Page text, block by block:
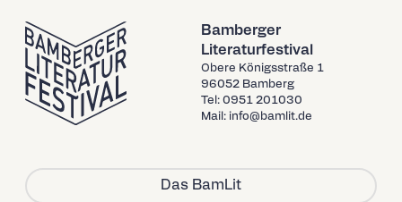
Bamberger
Literaturfestival
Obere Königsstraße 1
96052 Bamberg
Tel: 0951 201030
Mail: info@bamlit.de
Das BamLit